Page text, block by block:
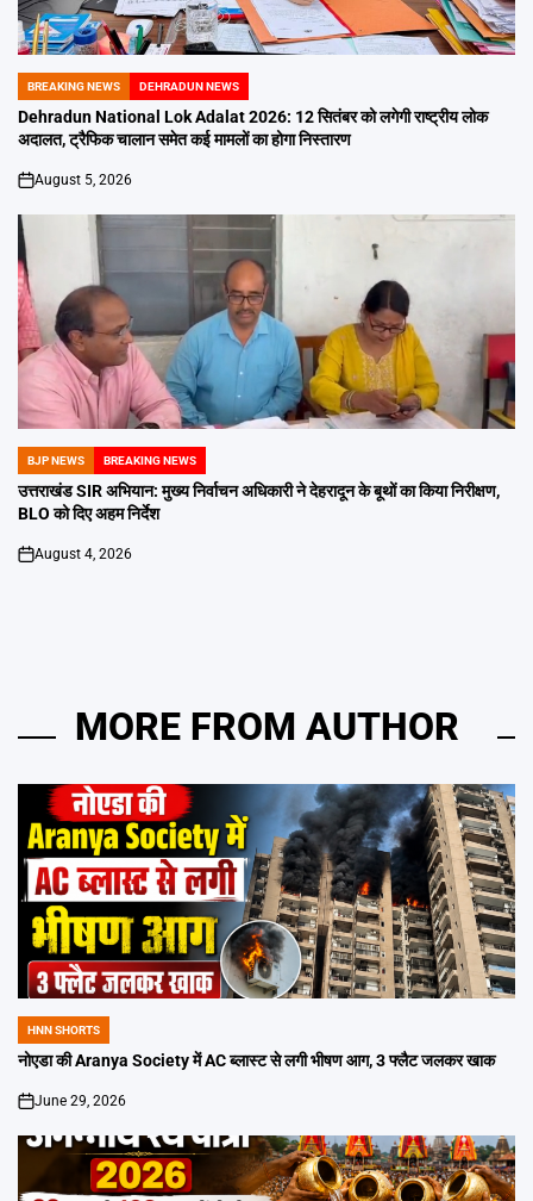
POSTED
IN
BREAKING NEWS DEHRADUN NEWS
Dehradun National Lok Adalat 2026: 12 सितंबर को लगेगी राष्ट्रीय लोक
अदालत, ट्रैफिक चालान समेत कई मामलों का होगा निस्तारण
on
August 5, 2026
POSTED
IN
BJP NEWS BREAKING NEWS
उत्तराखंड SIR अभियान: मुख्य निर्वाचन अधिकारी ने देहरादून के बूथों का किया निरीक्षण,
BLO को दिए अहम निर्देश
on
August 4, 2026
MORE FROM AUTHOR
POSTED
IN
HNN SHORTS
नोएडा की Aranya Society में AC ब्लास्ट से लगी भीषण आग, 3 फ्लैट जलकर खाक
on
June 29, 2026